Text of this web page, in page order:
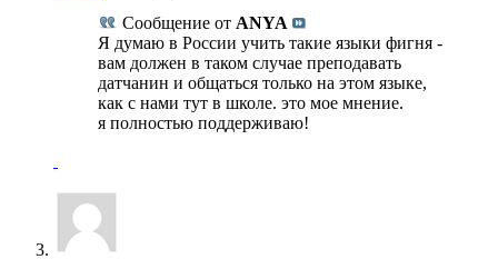
Сообщение от ANYA
Я думаю в России учить такие языки фигня -
вам должен в таком случае преподавать
датчанин и общаться только на этом языке,
как с нами тут в школе. это мое мнение.
я полностью поддерживаю!